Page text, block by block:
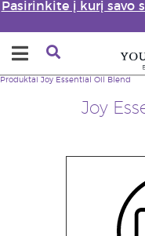
Pasirinkite į kurį savo
Joy
Produktai Joy Essential Oil Blend